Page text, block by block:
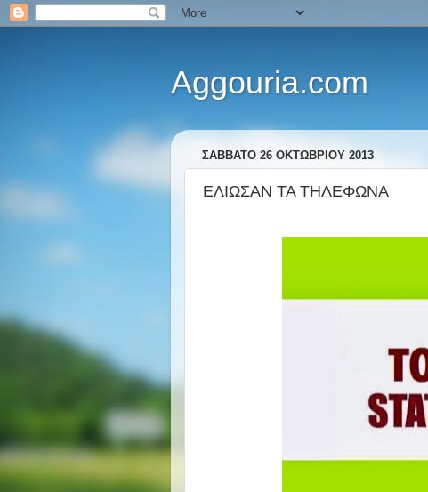
Aggouria.com
ΣΆΒΒΑΤΟ 26 ΟΚΤΩΒΡΊΟΥ 2013
ΕΛΙΩΣΑΝ ΤΑ ΤΗΛΕΦΩΝΑ